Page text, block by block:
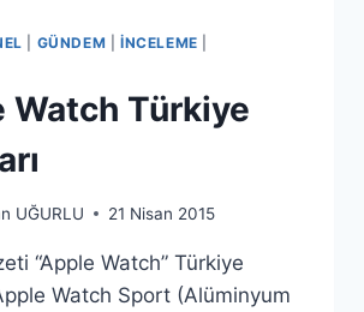
GÜNDEM İNCELEME
Watch Türkiye
UĞURLU 21 Nisan 2015
“Apple Watch” Türkiye
Watch Sport (Alüminyum